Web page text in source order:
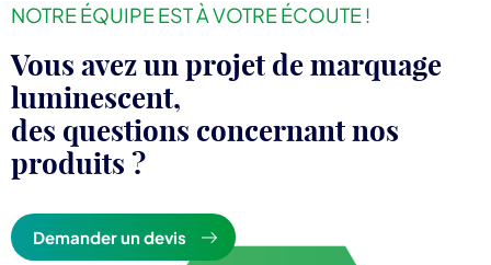
NOTRE ÉQUIPE EST À VOTRE ÉCOUTE !
Vous avez un projet de marquage
luminescent,
des questions concernant nos
produits ?
Demander un devis